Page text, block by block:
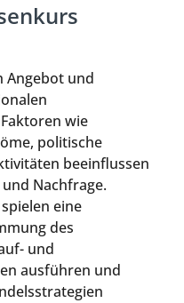
Angebot und
wie
politische
beeinflussen
Nachfrage.
eine
des
und
ausführen und